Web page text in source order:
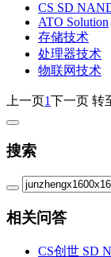
CS SD
ATO Solution
存储技术
处理器技术
物联网技术
上一页1下一页 转
搜索
相关问答
CS创世 SD